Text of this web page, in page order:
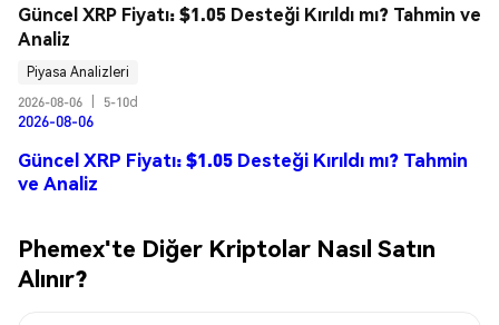
Güncel XRP Fiyatı: $1.05 Desteği Kırıldı mı? Tahmin ve
Analiz
Piyasa Analizleri
2026-08-06
5-10d
2026-08-06
Güncel XRP Fiyatı: $1.05 Desteği Kırıldı mı? Tahmin
ve Analiz
Phemex'te Diğer Kriptolar Nasıl Satın
Alınır?